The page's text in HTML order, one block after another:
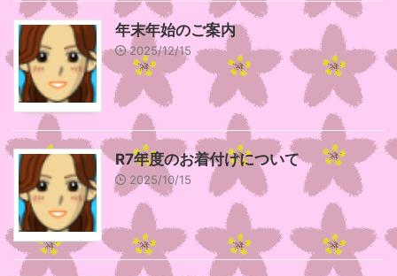
年末年始のご案内
2025/12/15
R7年度のお着付けについて
2025/10/15